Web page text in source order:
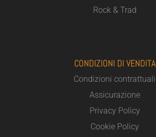
Rock & Trad
CONDIZIONI DI VENDITA
Condizioni contrattuali
Assicurazione
Privacy Policy
Cookie Policy